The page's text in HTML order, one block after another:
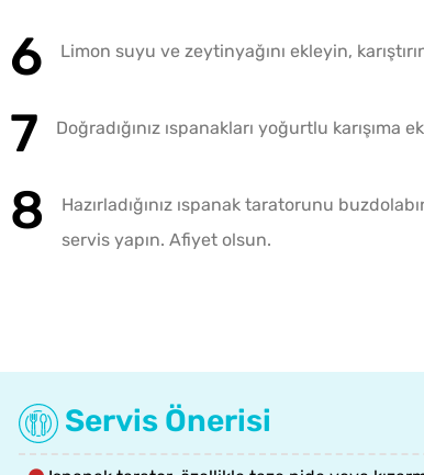
Limon suyu ve zeytinyağını ekleyin,
Doğradığınız ıspanakları yoğurtlu karışıma
Hazırladığınız ıspanak taratorunu
servis yapın. Afiyet olsun.
Servis Önerisi